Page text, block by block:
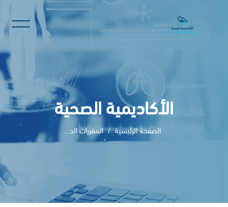
الأكاديمية الصحية
الصفحة الرئيسية المقررات الدراسية